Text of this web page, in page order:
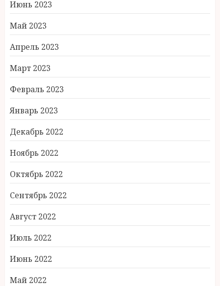
Июнь 2023
Май 2023
Апрель 2023
Март 2023
Февраль 2023
Январь 2023
Декабрь 2022
Ноябрь 2022
Октябрь 2022
Сентябрь 2022
Август 2022
Июль 2022
Июнь 2022
Май 2022